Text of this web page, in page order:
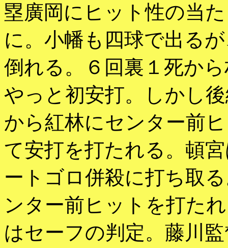
塁廣岡にヒット性の当
に。小幡も四球で出る
倒れる。６回裏１死か
やっと初安打。しかし
から紅林にセンター前
て安打を打たれる。頓
ートゴロ併殺に打ち取
ンター前ヒットを打た
はセーフの判定。藤川